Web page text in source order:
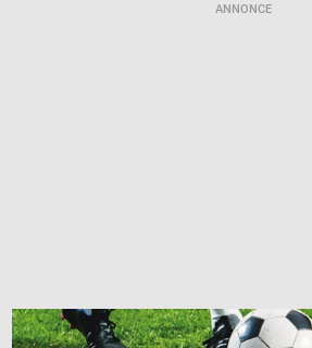
ANNONCE